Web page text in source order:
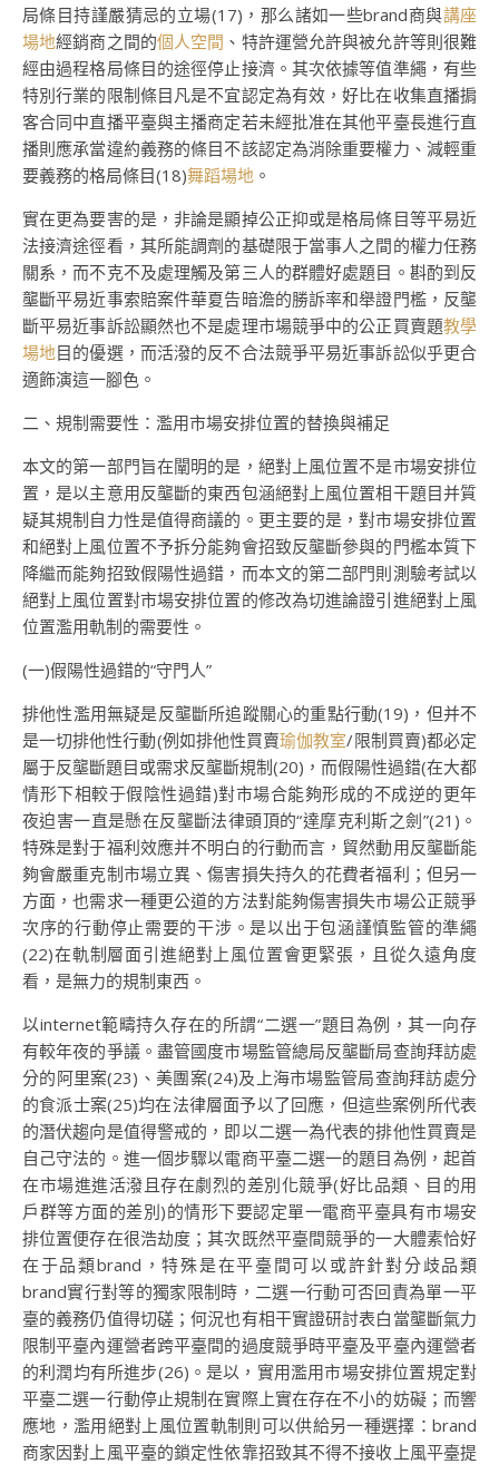
局條目持謹嚴猜忌的立場(17)，那么諸如一些brand商與講座
場地經銷商之間的個人空間 、特許運營允許與被允許等則很難
經由過程格局條目的途徑停止接濟。其次依據等值準繩，有些
特別行業的限制條目凡是不宜認定為有效，好比在收集直播掮
客合同中直播平臺與主播商定若未經批准在其他平臺長進行直
播則應承當違約義務的條目不該認定為消除重要權力、減輕重
要義務的格局條目(18)舞蹈場地 。
實在更為要害的是，非論是顯掉公正抑或是格局條目等平易近
法接濟途徑看，其所能調劑的基礎限于當事人之間的權力任務
關系，而不克不及處理觸及第三人的群體好處題目。斟酌到反
壟斷平易近事索賠案件華夏告暗澹的勝訴率和舉證門檻，反壟
斷平易近事訴訟顯然也不是處理市場競爭中的公正買賣題教學
場地目的優選，而活潑的反不合法競爭平易近事訴訟似乎更合
適飾演這一腳色。
二、規制需要性：濫用市場安排位置的替換與補足
本文的第一部門旨在闡明的是，絕對上風位置不是市場安排位
置，是以主意用反壟斷的東西包涵絕對上風位置相干題目并質
疑其規制自力性是值得商議的。更主要的是，對市場安排位置
和絕對上風位置不予拆分能夠會招致反壟斷參與的門檻本質下
降繼而能夠招致假陽性過錯，而本文的第二部門則測驗考試以
絕對上風位置對市場安排位置的修改為切進論證引進絕對上風
位置濫用軌制的需要性。
(一)假陽性過錯的“守門人”
排他性濫用無疑是反壟斷所追蹤關心的重點行動(19)，但并不
是一切排他性行動(例如排他性買賣瑜伽教室/限制買賣)都必定
屬于反壟斷題目或需求反壟斷規制(20)，而假陽性過錯(在大都
情形下相較于假陰性過錯)對市場合能夠形成的不成逆的更年
夜迫害一直是懸在反壟斷法律頭頂的“達摩克利斯之劍”(21)。
特殊是對于福利效應并不明白的行動而言，貿然動用反壟斷能
夠會嚴重克制市場立異、傷害損失持久的花費者福利；但另一
方面，也需求一種更公道的方法對能夠傷害損失市場公正競爭
次序的行動停止需要的干涉。是以出于包涵謹慎監管的準繩
(22)在軌制層面引進絕對上風位置會更緊張，且從久遠角度
看，是無力的規制東西。
以internet範疇持久存在的所謂“二選一”題目為例，其一向存
有較年夜的爭議。盡管國度市場監管總局反壟斷局查詢拜訪處
分的阿里案(23)、美團案(24)及上海市場監管局查詢拜訪處分
的食派士案(25)均在法律層面予以了回應，但這些案例所代表
的潛伏趨向是值得警戒的，即以二選一為代表的排他性買賣是
自己守法的。進一個步驟以電商平臺二選一的題目為例，起首
在市場進進活潑且存在劇烈的差別化競爭(好比品類、目的用
戶群等方面的差別)的情形下要認定單一電商平臺具有市場安
排位置便存在很浩劫度；其次既然平臺間競爭的一大體素恰好
在于品類brand，特殊是在平臺間可以或許針對分歧品類
brand實行對等的獨家限制時，二選一行動可否回責為單一平
臺的義務仍值得切磋；何況也有相干實證研討表白當壟斷氣力
限制平臺內運營者跨平臺間的過度競爭時平臺及平臺內運營者
的利潤均有所進步(26)。是以，實用濫用市場安排位置規定對
平臺二選一行動停止規制在實際上實在存在不小的妨礙；而響
應地，濫用絕對上風位置軌制則可以供給另一種選擇：brand
商家因對上風平臺的鎖定性依靠招致其不得不接收上風平臺提